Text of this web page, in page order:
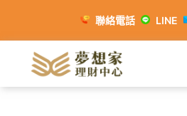
聯絡電話 LINE